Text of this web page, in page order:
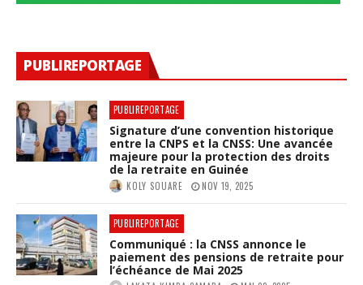
PUBLIREPORTAGE
PUBLIREPORTAGE
Signature d’une convention historique
entre la CNPS et la CNSS: Une avancée
majeure pour la protection des droits
de la retraite en Guinée
KOLY SOUARE NOV 19, 2025
PUBLIREPORTAGE
Communiqué : la CNSS annonce le
paiement des pensions de retraite pour
l’échéance de Mai 2025